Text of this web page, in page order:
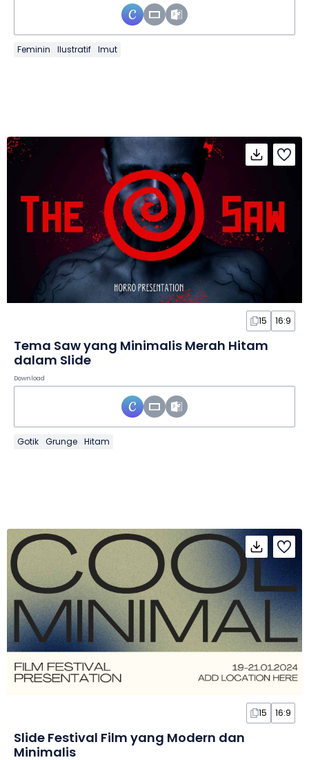
Feminin Ilustratif Imut
15 16:9
Tema Saw yang Minimalis Merah Hitam
dalam Slide
Download
Gotik Grunge Hitam
15 16:9
Slide Festival Film yang Modern dan
Minimalis